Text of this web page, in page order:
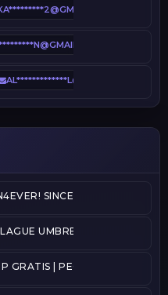
AL*************L@GMAIL.COM
SINCE 2020!
UMBRELLA [VIP-FREE]
GRATIS | PEGA BANDEIRA -